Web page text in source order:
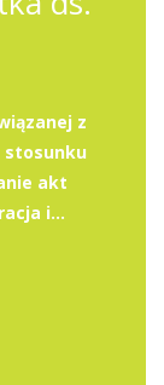
z
stosunku
akt
i...